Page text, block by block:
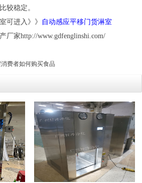
较稳定。
可进入》》
自动感应平移门货淋室
厂家http://www.gdfenglinshi.com/
费者如何购买食品